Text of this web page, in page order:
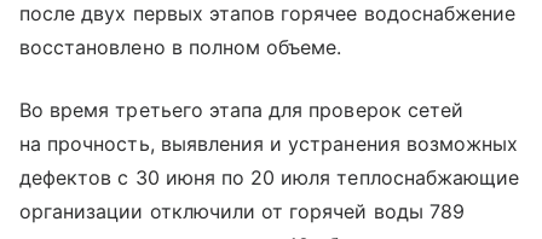
после двух первых этапов горячее водоснабжение
восстановлено в полном объеме.
Во время третьего этапа для проверок сетей
на прочность, выявления и устранения возможных
дефектов с 30 июня по 20 июля теплоснабжающие
организации отключили от горячей воды 789